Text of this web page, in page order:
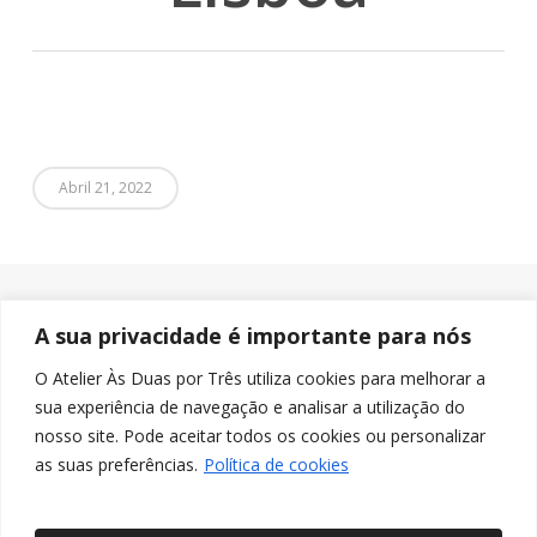
A sua privacidade é importante para nós
O Atelier Às Duas por Três utiliza cookies para melhorar a
sua experiência de navegação e analisar a utilização do
nosso site. Pode aceitar todos os cookies ou personalizar
as suas preferências. Política de cookies
Abril 21, 2022